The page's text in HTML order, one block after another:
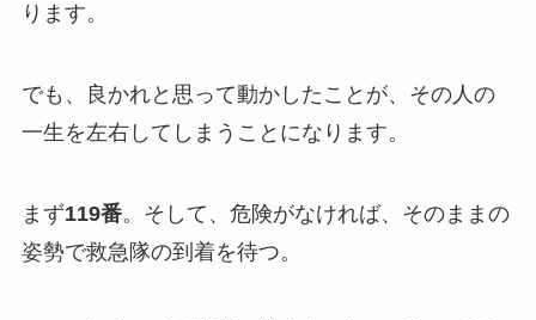
ります。
でも、良かれと思って動かしたことが、その人の
一生を左右してしまうことになります。
まず119番。そして、危険がなければ、そのままの
姿勢で救急隊の到着を待つ。